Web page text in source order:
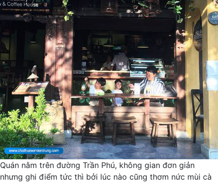
Quán nằm trên đường Trần Phú, không gian đơn giản
nhưng ghi điểm tức thì bởi lúc nào cũng thơm nức mùi cà